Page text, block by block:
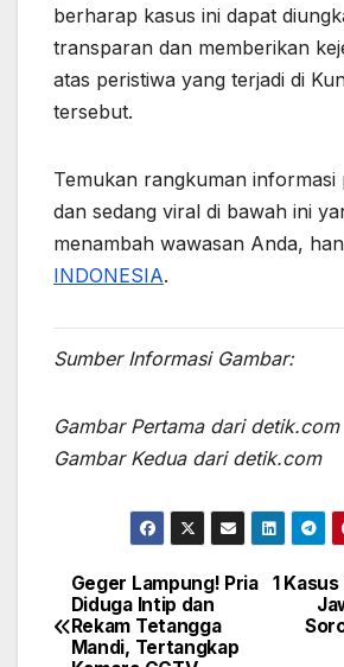
berharap kasus ini dapat
transparan dan memberikan
atas peristiwa yang terjadi di
tersebut.
Temukan rangkuman informasi
dan sedang viral di bawah ini
menambah wawasan Anda,
INDONESIA.
Sumber Informasi Gambar:
Gambar Pertama dari detik.com
Gambar Kedua dari detik.com
Post
navigation
1
Geger Lampung! Pria
Diduga Intip dan
Rekam Tetangga
Mandi, Tertangkap